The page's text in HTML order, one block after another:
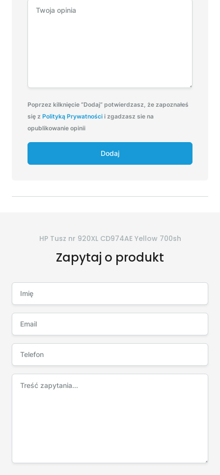
Poprzez kilknięcie “Dodaj” potwierdzasz, że zapoznałeś
się z Polityką Prywatności i zgadzasz sie na
opublikowanie opinii
Dodaj
HP Tusz nr 920XL CD974AE Yellow 700sh
Zapytaj o produkt